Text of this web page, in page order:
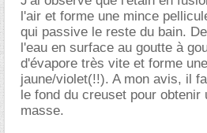
l'air et forme une mince
qui passive le reste du bain.
l'eau en surface au goutte à
d'évapore très vite et forme
jaune/violet(!!). A mon avis, il
le fond du creuset pour obtenir
masse.